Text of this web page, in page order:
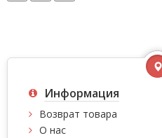
Информация
Возврат товара
О нас